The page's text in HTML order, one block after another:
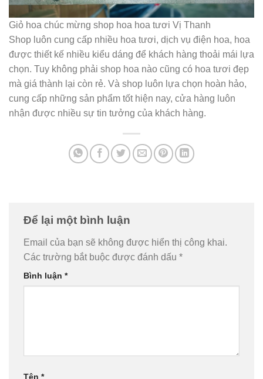
Giỏ hoa chúc mừng shop hoa hoa tươi Vị Thanh
Shop luôn cung cấp nhiều hoa tươi, dịch vụ điện hoa, hoa
được thiết kế nhiều kiểu dáng để khách hàng thoải mái lựa
chọn. Tuy không phải shop hoa nào cũng có hoa tươi đẹp
mà giá thành lại còn rẻ. Và shop luôn lựa chọn hoàn hảo,
cung cấp những sản phẩm tốt hiện nay, cửa hàng luôn
nhận được nhiều sự tin tưởng của khách hàng.
Để lại một bình luận
Email của bạn sẽ không được hiển thị công khai.
Các trường bắt buộc được đánh dấu *
Bình luận *
Tên *